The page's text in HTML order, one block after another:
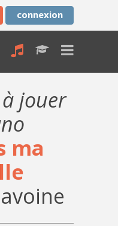
connexion
jouer
ma